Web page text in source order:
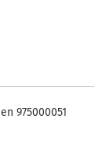
975000051